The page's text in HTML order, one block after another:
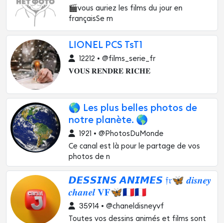
🎬vous auriez les films du jour en
françaisSe m
LIONEL PCS TsT1
12212 • @films_serie_fr
𝐕𝐎𝐔𝐒 𝐑𝐄𝐍𝐃𝐑𝐄 𝐑𝐈𝐂𝐇𝐄
🌎 Les plus belles photos de
notre planète. 🌎
1921 • @PhotosDuMonde
Ce canal est là pour le partage de vos
photos de n
𝘿𝙀𝙎𝙎𝙄𝙉𝙎 𝘼𝙉𝙄𝙈𝙀𝙎 𝔣𝔯🦋 𝒅𝒊𝒔𝒏𝒆𝒚
𝒄𝒉𝒂𝒏𝒆𝒍 𝐕𝐅🦋🇨🇵🇨🇵
35914 • @chaneldisneyvf
Toutes vos dessins animés et films sont